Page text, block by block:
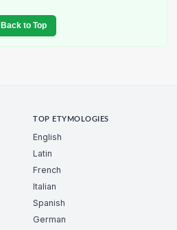
Back to Top
TOP ETYMOLOGIES
English
Latin
French
Italian
Spanish
German